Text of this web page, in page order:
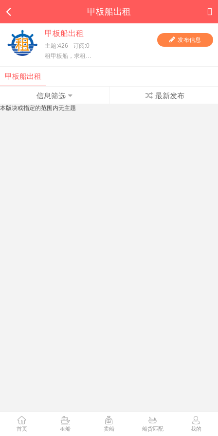
甲板船出租
甲板船出租
主题:426
订阅:0
租甲板船，求租甲板船，一手甲板船东直租，项目方求租，甲板船东、货主都在这里，快进来看看吧！
发布信息
甲板船出租
信息筛选 最新发布
本版块或指定的范围内无主题
首页 租船 卖船 船货匹配 我的